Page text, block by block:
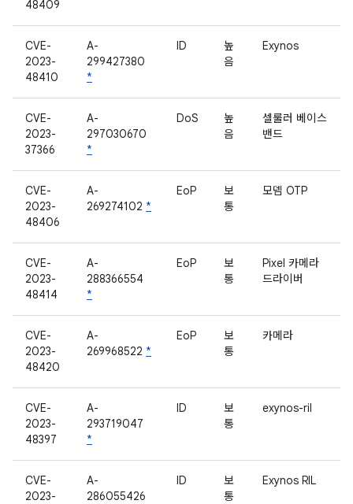
48409
CVE-
2023-
48410
A-
299427380
*
ID
높
음
Exynos
CVE-
2023-
37366
A-
297030670
*
DoS
높
음
셀룰러 베이스
밴드
CVE-
2023-
48406
A-
269274102 *
EoP
보
통
모뎀 OTP
CVE-
2023-
48414
A-
288366554
*
EoP
보
통
Pixel 카메라
드라이버
CVE-
2023-
48420
A-
269968522 *
EoP
보
통
카메라
CVE-
2023-
48397
A-
293719047
*
ID
보
통
exynos-ril
CVE-
2023-
A-
286055426
ID
보
통
Exynos RIL